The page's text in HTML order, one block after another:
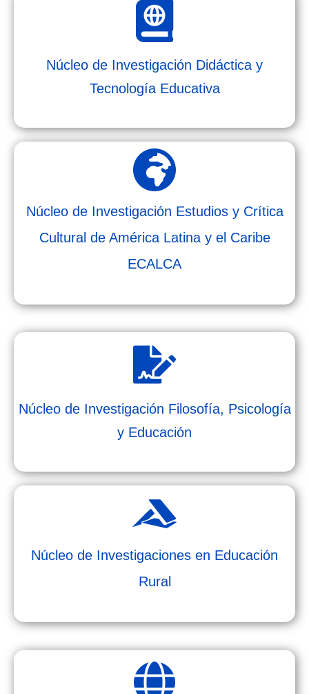
Núcleo de Investigación Didáctica y
Tecnología Educativa
Núcleo de Investigación Estudios y Crítica
Cultural de América Latina y el Caribe
ECALCA
Núcleo de Investigación Filosofía, Psicología
y Educación
Núcleo de Investigaciones en Educación
Rural